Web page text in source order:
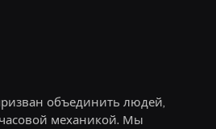
объединить людей,
механикой. Мы